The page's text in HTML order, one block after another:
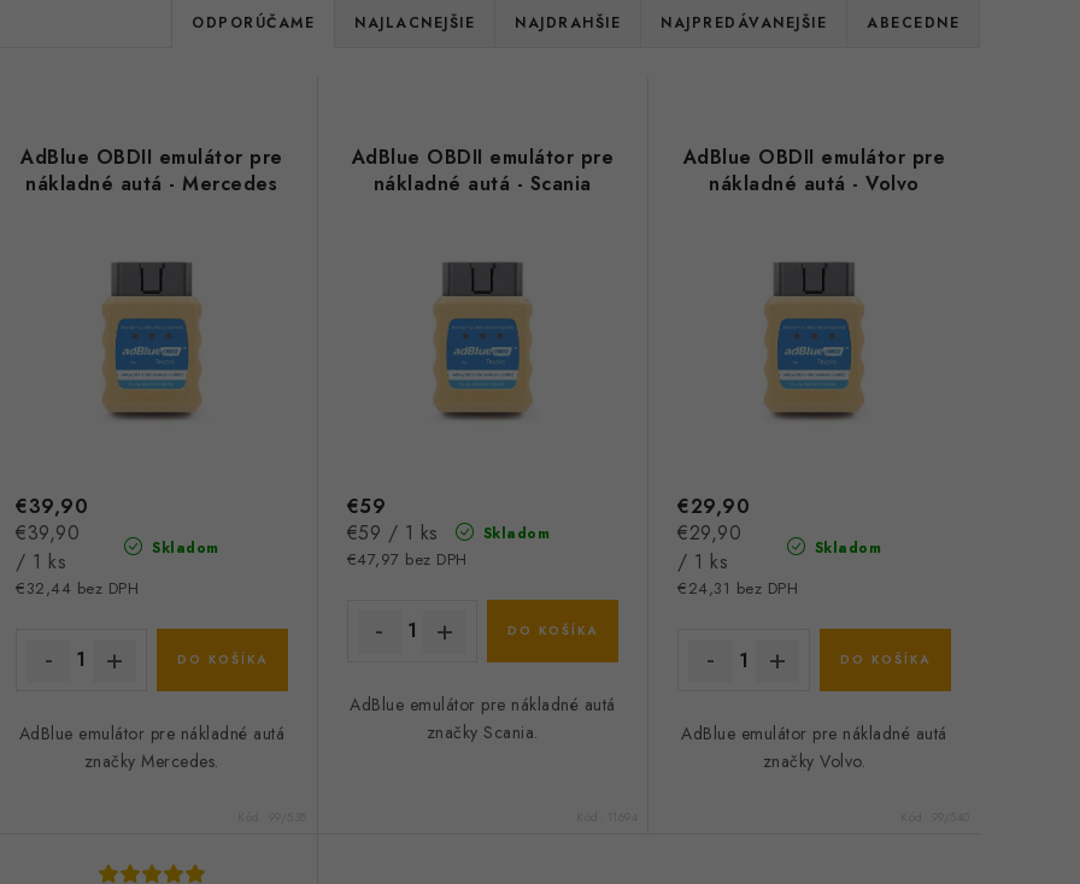
R
e
n
i
e
p
r
o
k
t
o
v
ODPORÚČAME NAJLACNEJŠIE NAJDRAHŠIE NAJPREDÁVANEJŠIE ABECEDNE
AdBlue OBDII emulátor pre
nákladné autá - Mercedes
Skladom
€32,44 bez DPH
€39,90
Jednotková
cena:
€39,90
/ 1 ks
DO KOŠÍKA
AdBlue emulátor pre nákladné autá
značky Mercedes.
AdBlue OBDII emulátor pre
nákladné autá - Scania
Skladom
€47,97 bez DPH
€59
Jednotková
cena:
€59 / 1 ks
DO KOŠÍKA
AdBlue emulátor pre nákladné autá
značky Scania.
AdBlue OBDII emulátor pre
nákladné autá - Volvo
Skladom
€24,31 bez DPH
€29,90
Jednotková
cena:
€29,90
/ 1 ks
DO KOŠÍKA
AdBlue emulátor pre nákladné autá
značky Volvo.